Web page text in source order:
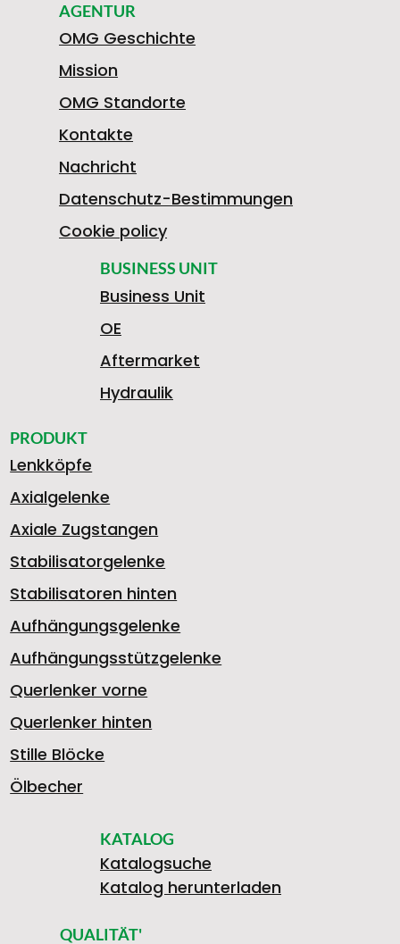
2
7
8
5
1
1
4
3
1 L
E
BUSINESS UNIT
Business Unit
OE
Aftermarket
Hydraulik
PRODUKT
Lenkköpfe
Axialgelenke
Axiale Zugstangen
Stabilisatorgelenke
Stabilisatoren hinten
Aufhängungsgelenke
Aufhängungsstützgelenke
Querlenker vorne
Querlenker hinten
Stille Blöcke
Ölbecher
KATALOG
Katalogsuche
Katalog herunterladen
QUALITÄT'
AGENTUR
OMG Geschichte
Mission
OMG Standorte
Kontakte
Nachricht
Datenschutz-Bestimmungen
Cookie policy